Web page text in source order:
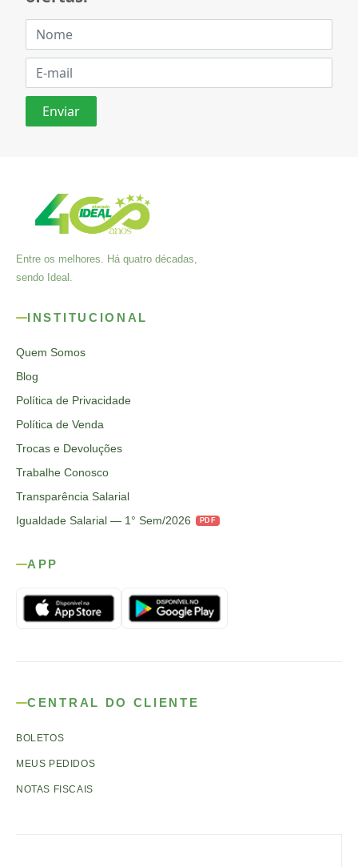
Entre os melhores. Há quatro décadas,
sendo Ideal.
INSTITUCIONAL
Quem Somos
Blog
Política de Privacidade
Política de Venda
Trocas e Devoluções
Trabalhe Conosco
Transparência Salarial
Igualdade Salarial — 1° Sem/2026
PDF
APP
CENTRAL DO CLIENTE
BOLETOS
MEUS PEDIDOS
NOTAS FISCAIS